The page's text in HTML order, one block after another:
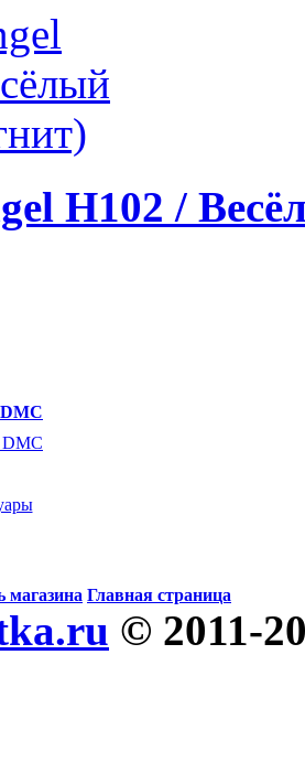
H102 /
магазина Главная страница
© 2011-